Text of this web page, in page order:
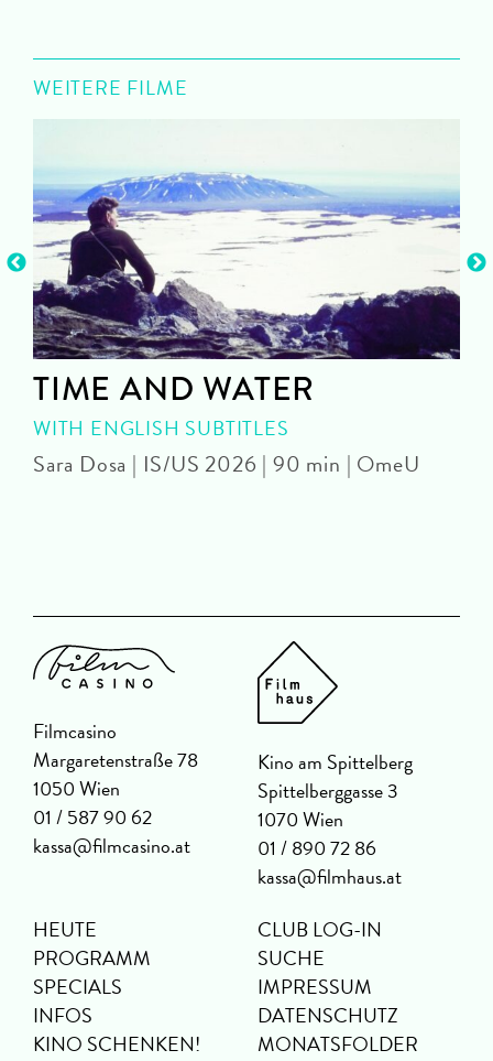
WEITERE FILME
TIME AND WATER
WITH ENGLISH SUBTITLES
Sara Dosa | IS/US 2026 | 90 min | OmeU
Filmcasino
Margaretenstraße 78
1050 Wien
01 / 587 90 62
kassa@filmcasino.at
Kino am Spittelberg
Spittelberggasse 3
1070 Wien
01 / 890 72 86
kassa@filmhaus.at
HEUTE
PROGRAMM
SPECIALS
INFOS
KINO SCHENKEN!
CLUB LOG-IN
SUCHE
IMPRESSUM
DATENSCHUTZ
MONATSFOLDER